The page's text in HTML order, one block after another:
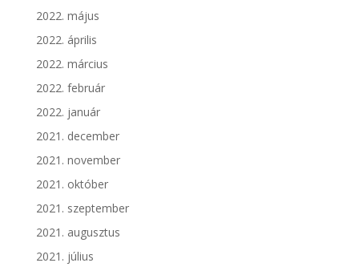
2022. május
2022. április
2022. március
2022. február
2022. január
2021. december
2021. november
2021. október
2021. szeptember
2021. augusztus
2021. július